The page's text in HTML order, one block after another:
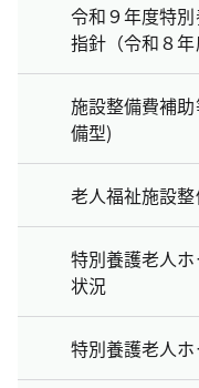
令和９年度特
指針（令和８年
施設整備費補
備型)
老人福祉施設
特別養護老人
状況
特別養護老人